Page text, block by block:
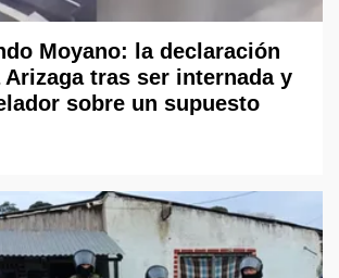
Moyano: la declaración
Arizaga tras ser internada y
sobre un supuesto